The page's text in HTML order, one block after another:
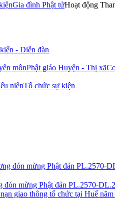
Gia đình Phật tửHoạt động
- Diễn đàn
mônPhật giáo Huyện - Thị xã
niênTổ chức sự kiện
đón mừng Phật đản PL.2570-